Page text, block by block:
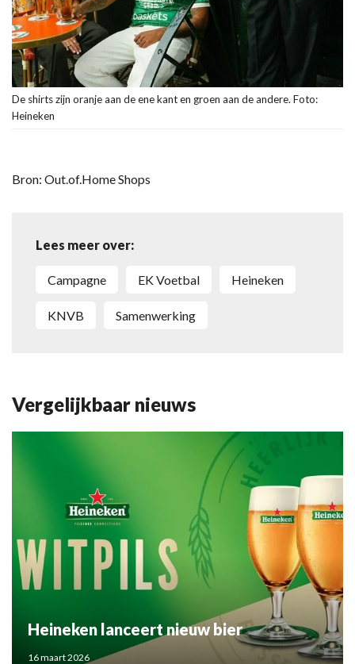
De shirts zijn oranje aan de ene kant en groen aan de andere. Foto:
Heineken
Bron: Out.of.Home Shops
Lees meer over:
Campagne EK Voetbal Heineken
KNVB Samenwerking
Vergelijkbaar nieuws
Heineken lanceert nieuw bier
16 maart 2026